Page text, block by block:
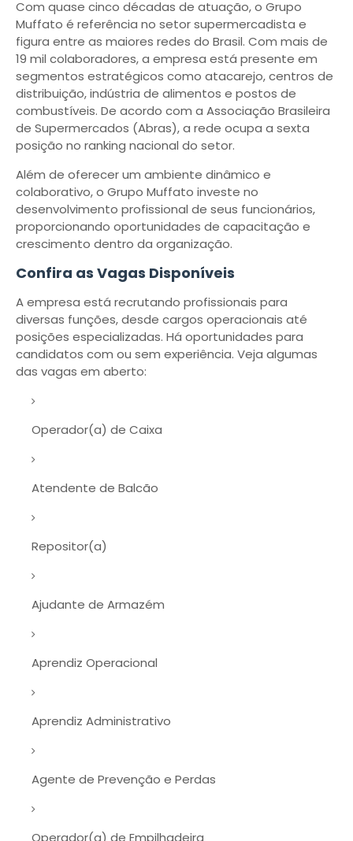
Com quase cinco décadas de atuação, o Grupo
Muffato é referência no setor supermercadista e
figura entre as maiores redes do Brasil. Com mais de
19 mil colaboradores, a empresa está presente em
segmentos estratégicos como atacarejo, centros de
distribuição, indústria de alimentos e postos de
combustíveis. De acordo com a Associação Brasileira
de Supermercados (Abras), a rede ocupa a sexta
posição no ranking nacional do setor.
Além de oferecer um ambiente dinâmico e
colaborativo, o Grupo Muffato investe no
desenvolvimento profissional de seus funcionários,
proporcionando oportunidades de capacitação e
crescimento dentro da organização.
Confira as Vagas Disponíveis
A empresa está recrutando profissionais para
diversas funções, desde cargos operacionais até
posições especializadas. Há oportunidades para
candidatos com ou sem experiência. Veja algumas
das vagas em aberto:
Operador(a) de Caixa
Atendente de Balcão
Repositor(a)
Ajudante de Armazém
Aprendiz Operacional
Aprendiz Administrativo
Agente de Prevenção e Perdas
Operador(a) de Empilhadeira